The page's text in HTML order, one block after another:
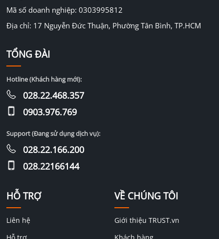
Mã số doanh nghiệp: 0303995812
Địa chỉ: 17 Nguyễn Đức Thuận, Phường Tân Bình, TP.HCM
HỖ TRỢ
Liên hệ
VỀ CHÚNG TÔI
Giới thiệu TRUST.vn
TỔNG ĐÀI
Hotline (Khách hàng mới):
028.22.468.357
0903.976.769
Support (Đang sử dụng dịch vụ):
028.22.166.200
028.22166144